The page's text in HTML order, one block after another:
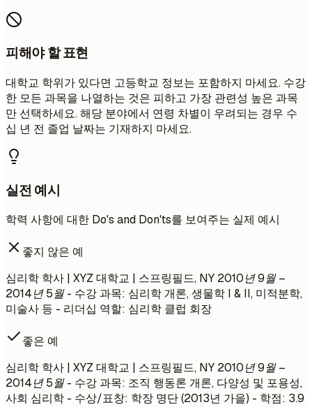
피해야 할 표현
대학교 학위가 있다면 고등학교 정보는 포함하지 마세요. 수강
한 모든 과목을 나열하는 것은 피하고 가장 관련성 높은 과목
만 선택하세요. 해당 분야에서 연령 차별이 우려되는 경우 수
십 년 전 졸업 날짜는 기재하지 마세요.
실전 예시
학력 사항에 대한 Do's and Don'ts를 보여주는 실제 예시
좋지 않은 예
심리학 학사 | XYZ 대학교 | 스프링필드, NY 2010년 9월 –
2014년 5월- 수강 과목: 심리학 개론, 생물학 I & II, 미적분학,
미술사 등 - 리더십 역할: 심리학 클럽 회장
좋은 예
심리학 학사 | XYZ 대학교 | 스프링필드, NY 2010년 9월 –
2014년 5월- 수강 과목: 조직 행동론 개론, 다양성 및 포용성,
사회 심리학 - 수상/표창: 학장 명단 (2013년 가을) - 학점: 3.9